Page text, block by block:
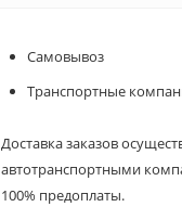
Самовывоз
Транспортные
Доставка заказов
автотранспортными
100% предоплаты.